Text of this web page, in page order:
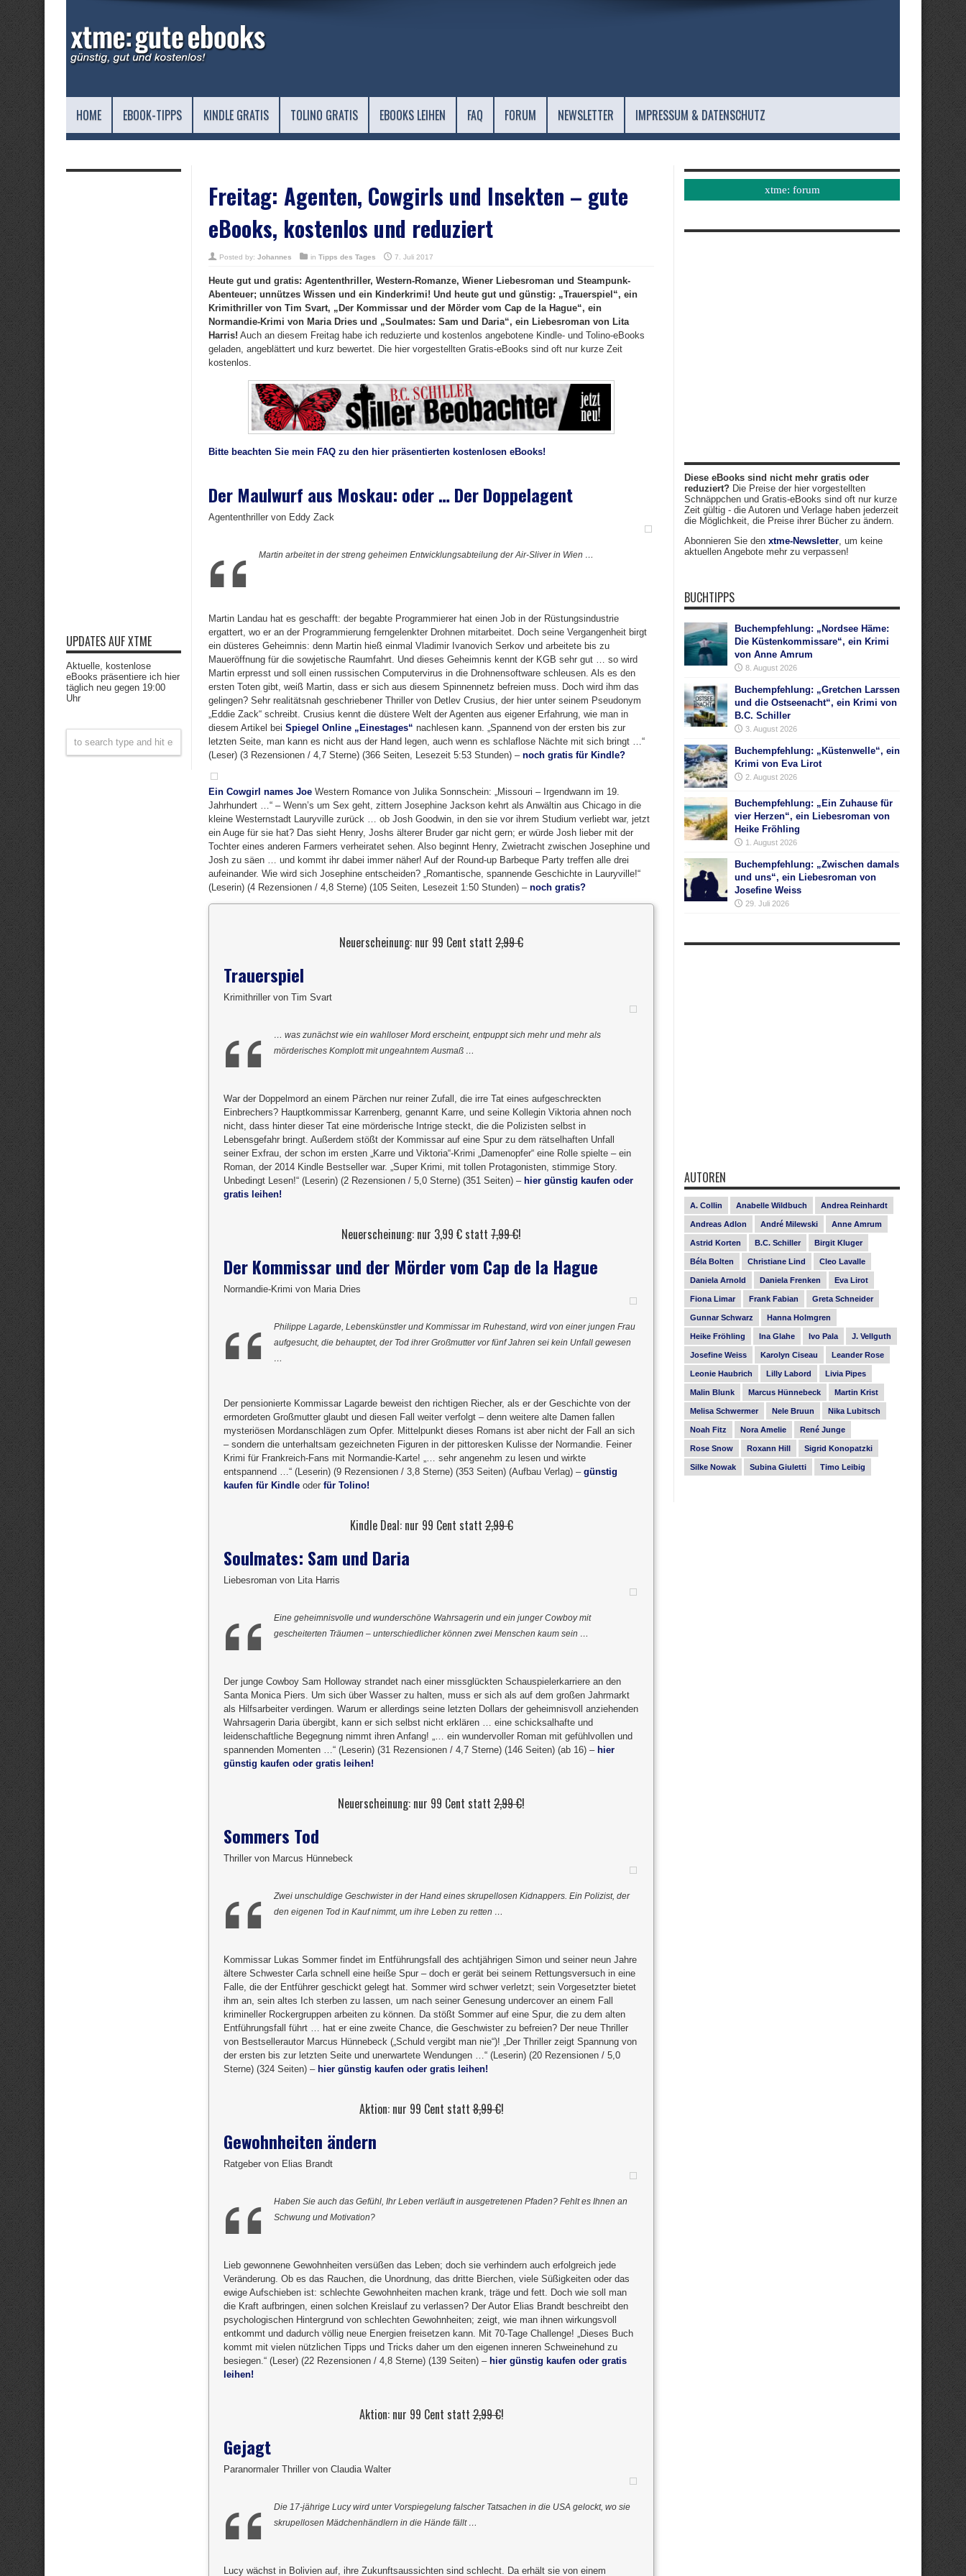
HOME EBOOK-TIPPS KINDLE GRATIS TOLINO GRATIS EBOOKS LEIHEN FAQ FORUM NEWSLETTER IMPRESSUM & DATENSCHUTZ
Freitag: Agenten, Cowgirls und Insekten – gute
eBooks, kostenlos und reduziert
Posted by: Johannes in Tipps des Tages 7. Juli 2017
Heute gut und gratis: Agententhriller, Western-Romanze, Wiener Liebesroman und Steampunk-
Abenteuer; unnützes Wissen und ein Kinderkrimi! Und heute gut und günstig: „Trauerspiel“, ein
Krimithriller von Tim Svart, „Der Kommissar und der Mörder vom Cap de la Hague“, ein
Normandie-Krimi von Maria Dries und „Soulmates: Sam und Daria“, ein Liebesroman von Lita
Harris! Auch an diesem Freitag habe ich reduzierte und kostenlos angebotene Kindle- und Tolino-eBooks
geladen, angeblättert und kurz bewertet. Die hier vorgestellten Gratis-eBooks sind oft nur kurze Zeit
kostenlos.
Bitte beachten Sie mein FAQ zu den hier präsentierten kostenlosen eBooks!
Der Maulwurf aus Moskau: oder … Der Doppelagent
Agententhriller von Eddy Zack
Martin arbeitet in der streng geheimen Entwicklungsabteilung der Air-Sliver in Wien …
Martin Landau hat es geschafft: der begabte Programmierer hat einen Job in der Rüstungsindustrie
ergattert, wo er an der Programmierung ferngelenkter Drohnen mitarbeitet. Doch seine Vergangenheit birgt
ein düsteres Geheimnis: denn Martin hieß einmal Vladimir Ivanovich Serkov und arbeitete bis zu
Maueröffnung für die sowjetische Raumfahrt. Und dieses Geheimnis kennt der KGB sehr gut … so wird
Martin erpresst und soll einen russischen Computervirus in die Drohnensoftware schleusen. Als es den
ersten Toten gibt, weiß Martin, dass er sich aus diesem Spinnennetz befreien muss. Doch wird ihm das
gelingen? Sehr realitätsnah geschriebener Thriller von Detlev Crusius, der hier unter seinem Pseudonym
„Eddie Zack“ schreibt. Crusius kennt die düstere Welt der Agenten aus eigener Erfahrung, wie man in
diesem Artikel bei Spiegel Online „Einestages“ nachlesen kann. „Spannend von der ersten bis zur
letzten Seite, man kann es nicht aus der Hand legen, auch wenn es schlaflose Nächte mit sich bringt …“
(Leser) (3 Rezensionen / 4,7 Sterne) (366 Seiten, Lesezeit 5:53 Stunden) – noch gratis für Kindle?
Ein Cowgirl names Joe Western Romance von Julika Sonnschein: „Missouri – Irgendwann im 19.
Jahrhundert …“ – Wenn’s um Sex geht, zittern Josephine Jackson kehrt als Anwältin aus Chicago in die
kleine Westernstadt Lauryville zurück … ob Josh Goodwin, in den sie vor ihrem Studium verliebt war, jetzt
ein Auge für sie hat? Das sieht Henry, Joshs älterer Bruder gar nicht gern; er würde Josh lieber mit der
Tochter eines anderen Farmers verheiratet sehen. Also beginnt Henry, Zwietracht zwischen Josephine und
Josh zu säen … und kommt ihr dabei immer näher! Auf der Round-up Barbeque Party treffen alle drei
aufeinander. Wie wird sich Josephine entscheiden? „Romantische, spannende Geschichte in Lauryville!“
(Leserin) (4 Rezensionen / 4,8 Sterne) (105 Seiten, Lesezeit 1:50 Stunden) – noch gratis?
Neuerscheinung: nur 99 Cent statt 2,99 €
Trauerspiel
Krimithriller von Tim Svart
… was zunächst wie ein wahlloser Mord erscheint, entpuppt sich mehr und mehr als
mörderisches Komplott mit ungeahntem Ausmaß …
War der Doppelmord an einem Pärchen nur reiner Zufall, die irre Tat eines aufgeschreckten
Einbrechers? Hauptkommissar Karrenberg, genannt Karre, und seine Kollegin Viktoria ahnen noch
nicht, dass hinter dieser Tat eine mörderische Intrige steckt, die die Polizisten selbst in
Lebensgefahr bringt. Außerdem stößt der Kommissar auf eine Spur zu dem rätselhaften Unfall
seiner Exfrau, der schon im ersten „Karre und Viktoria“-Krimi „Damenopfer“ eine Rolle spielte – ein
Roman, der 2014 Kindle Bestseller war. „Super Krimi, mit tollen Protagonisten, stimmige Story.
Unbedingt Lesen!“ (Leserin) (2 Rezensionen / 5,0 Sterne) (351 Seiten) – hier günstig kaufen oder
gratis leihen!
Neuerscheinung: nur 3,99 € statt 7,99 €!
Der Kommissar und der Mörder vom Cap de la Hague
Normandie-Krimi von Maria Dries
Philippe Lagarde, Lebenskünstler und Kommissar im Ruhestand, wird von einer jungen Frau
aufgesucht, die behauptet, der Tod ihrer Großmutter vor fünf Jahren sei kein Unfall gewesen
…
Der pensionierte Kommissar Lagarde beweist den richtigen Riecher, als er der Geschichte von der
ermordeten Großmutter glaubt und diesen Fall weiter verfolgt – denn weitere alte Damen fallen
mysteriösen Mordanschlägen zum Opfer. Mittelpunkt dieses Romans ist aber nicht der Fall an sich
– sondern die unterhaltsam gezeichneten Figuren in der pittoresken Kulisse der Normandie. Feiner
Krimi für Frankreich-Fans mit Normandie-Karte! „… sehr angenehm zu lesen und wirkte
entspannend …“ (Leserin) (9 Rezensionen / 3,8 Sterne) (353 Seiten) (Aufbau Verlag) – günstig
kaufen für Kindle oder für Tolino!
Kindle Deal: nur 99 Cent statt2,99 €
Soulmates: Sam und Daria
Liebesroman von Lita Harris
Eine geheimnisvolle und wunderschöne Wahrsagerin und ein junger Cowboy mit
gescheiterten Träumen – unterschiedlicher können zwei Menschen kaum sein …
Der junge Cowboy Sam Holloway strandet nach einer missglückten Schauspielerkarriere an den
Santa Monica Piers. Um sich über Wasser zu halten, muss er sich als auf dem großen Jahrmarkt
als Hilfsarbeiter verdingen. Warum er allerdings seine letzten Dollars der geheimnisvoll anziehenden
Wahrsagerin Daria übergibt, kann er sich selbst nicht erklären … eine schicksalhafte und
leidenschaftliche Begegnung nimmt ihren Anfang! „… ein wundervoller Roman mit gefühlvollen und
spannenden Momenten …“ (Leserin) (31 Rezensionen / 4,7 Sterne) (146 Seiten) (ab 16) – hier
günstig kaufen oder gratis leihen!
Neuerscheinung: nur 99 Cent statt 2,99 €!
Sommers Tod
Thriller von Marcus Hünnebeck
Zwei unschuldige Geschwister in der Hand eines skrupellosen Kidnappers. Ein Polizist, der
den eigenen Tod in Kauf nimmt, um ihre Leben zu retten …
Kommissar Lukas Sommer findet im Entführungsfall des achtjährigen Simon und seiner neun Jahre
ältere Schwester Carla schnell eine heiße Spur – doch er gerät bei seinem Rettungsversuch in eine
Falle, die der Entführer geschickt gelegt hat. Sommer wird schwer verletzt; sein Vorgesetzter bietet
ihm an, sein altes Ich sterben zu lassen, um nach seiner Genesung undercover an einem Fall
krimineller Rockergruppen arbeiten zu können. Da stößt Sommer auf eine Spur, die zu dem alten
Entführungsfall führt … hat er eine zweite Chance, die Geschwister zu befreien? Der neue Thriller
von Bestsellerautor Marcus Hünnebeck („Schuld vergibt man nie“)! „Der Thriller zeigt Spannung von
der ersten bis zur letzten Seite und unerwartete Wendungen …“ (Leserin) (20 Rezensionen / 5,0
Sterne) (324 Seiten) – hier günstig kaufen oder gratis leihen!
Aktion: nur 99 Cent statt8,99 €!
Gewohnheiten ändern
Ratgeber von Elias Brandt
Haben Sie auch das Gefühl, Ihr Leben verläuft in ausgetretenen Pfaden? Fehlt es Ihnen an
Schwung und Motivation?
Lieb gewonnene Gewohnheiten versüßen das Leben; doch sie verhindern auch erfolgreich jede
Veränderung. Ob es das Rauchen, die Unordnung, das dritte Bierchen, viele Süßigkeiten oder das
ewige Aufschieben ist: schlechte Gewohnheiten machen krank, träge und fett. Doch wie soll man
die Kraft aufbringen, einen solchen Kreislauf zu verlassen? Der Autor Elias Brandt beschreibt den
psychologischen Hintergrund von schlechten Gewohnheiten; zeigt, wie man ihnen wirkungsvoll
entkommt und dadurch völlig neue Energien freisetzen kann. Mit 70-Tage Challenge! „Dieses Buch
kommt mit vielen nützlichen Tipps und Tricks daher um den eigenen inneren Schweinehund zu
besiegen.“ (Leser) (22 Rezensionen / 4,8 Sterne) (139 Seiten) – hier günstig kaufen oder gratis
leihen!
Aktion: nur 99 Cent statt2,99 €!
Gejagt
Paranormaler Thriller von Claudia Walter
Die 17-jährige Lucy wird unter Vorspiegelung falscher Tatsachen in die USA gelockt, wo sie
skrupellosen Mädchenhändlern in die Hände fällt …
Lucy wächst in Bolivien auf, ihre Zukunftsaussichten sind schlecht. Da erhält sie von einem
UPDATES AUF XTME
Aktuelle, kostenlose
eBooks präsentiere ich hier
täglich neu gegen 19:00
Uhr
xtme: forum
Diese eBooks sind nicht mehr gratis oder
reduziert? Die Preise der hier vorgestellten
Schnäppchen und Gratis-eBooks sind oft nur kurze
Zeit gültig - die Autoren und Verlage haben jederzeit
die Möglichkeit, die Preise ihrer Bücher zu ändern.
Abonnieren Sie den xtme-Newsletter, um keine
aktuellen Angebote mehr zu verpassen!
BUCHTIPPS
Buchempfehlung: „Nordsee Häme:
Die Küstenkommissare“, ein Krimi
von Anne Amrum
8. August 2026
Buchempfehlung: „Gretchen Larssen
und die Ostseenacht“, ein Krimi von
B.C. Schiller
3. August 2026
Buchempfehlung: „Küstenwelle“, ein
Krimi von Eva Lirot
2. August 2026
Buchempfehlung: „Ein Zuhause für
vier Herzen“, ein Liebesroman von
Heike Fröhling
1. August 2026
Buchempfehlung: „Zwischen damals
und uns“, ein Liebesroman von
Josefine Weiss
29. Juli 2026
AUTOREN
A. Collin Anabelle Wildbuch Andrea Reinhardt
Andreas Adlon André Milewski Anne Amrum
Astrid Korten B.C. Schiller Birgit Kluger
Béla Bolten Christiane Lind Cleo Lavalle
Daniela Arnold Daniela Frenken Eva Lirot
Fiona Limar Frank Fabian Greta Schneider
Gunnar Schwarz Hanna Holmgren
Heike Fröhling Ina Glahe Ivo Pala J. Vellguth
Josefine Weiss Karolyn Ciseau Leander Rose
Leonie Haubrich Lilly Labord Livia Pipes
Malin Blunk Marcus Hünnebeck Martin Krist
Melisa Schwermer Nele Bruun Nika Lubitsch
Noah Fitz Nora Amelie René Junge
Rose Snow Roxann Hill Sigrid Konopatzki
Silke Nowak Subina Giuletti Timo Leibig